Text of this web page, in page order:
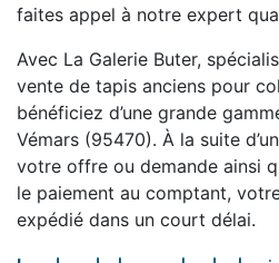
faites appel à notre expert
Avec La Galerie Buter,
vente de tapis anciens pour
bénéficiez d’une grande
Vémars (95470). À la suite
votre offre ou demande ainsi
le paiement au comptant,
expédié dans un court délai.